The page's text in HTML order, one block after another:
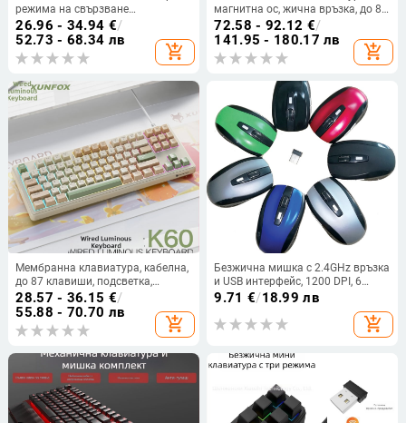
режима на свързване
(2.4G/Bluetooth), 2400dpi, 6
програмируеми клавиши, макро
програмиране, зарядна база с
безжично зареждане
26.96 - 34.94 €/
52.73 - 68.34 лв
add_shopping_cart
магнитна ос, жична връзка, до 87
клавиши, RGB подсветка, корпус
от PBT
72.58 - 92.12 €/
141.95 - 180.17 лв
add_shopping_cart
Мембранна клавиатура, кабелна,
до 87 клавиши, подсветка,
водоустойчива
28.57 - 36.15 €/
55.88 - 70.70 лв
add_shopping_cart
Безжична мишка с 2.4GHz връзка
и USB интерфейс, 1200 DPI, 6
бутона
9.71 €/18.99 лв
add_shopping_cart